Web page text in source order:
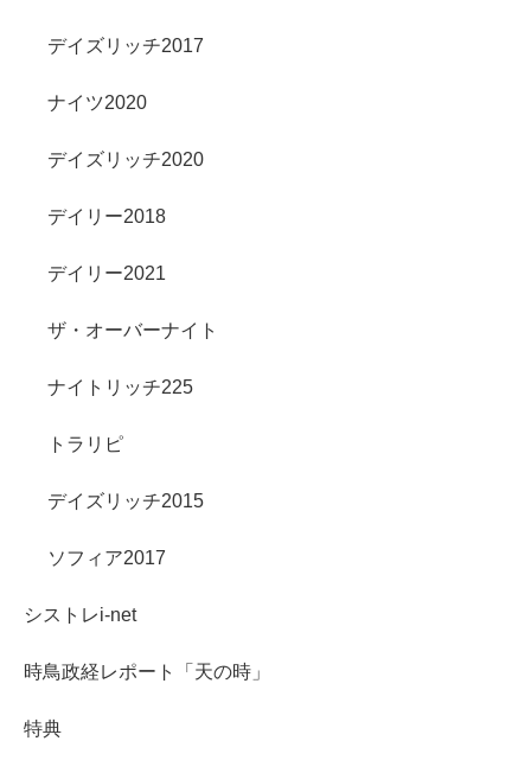
デイズリッチ2017
ナイツ2020
デイズリッチ2020
デイリー2018
デイリー2021
ザ・オーバーナイト
ナイトリッチ225
トラリピ
デイズリッチ2015
ソフィア2017
シストレi-net
時鳥政経レポート「天の時」
特典